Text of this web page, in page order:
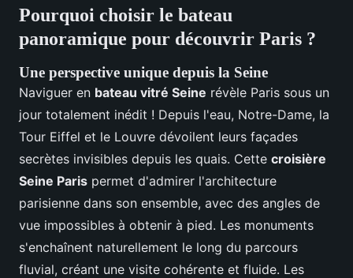
Pourquoi choisir le bateau
panoramique pour découvrir Paris ?
Une perspective unique depuis la Seine
Naviguer en bateau vitré Seine révèle Paris sous un
jour totalement inédit ! Depuis l'eau, Notre-Dame, la
Tour Eiffel et le Louvre dévoilent leurs façades
secrètes invisibles depuis les quais. Cette croisière
Seine Paris permet d'admirer l'architecture
parisienne dans son ensemble, avec des angles de
vue impossibles à obtenir à pied. Les monuments
s'enchaînent naturellement le long du parcours
fluvial, créant une visite cohérente et fluide. Les